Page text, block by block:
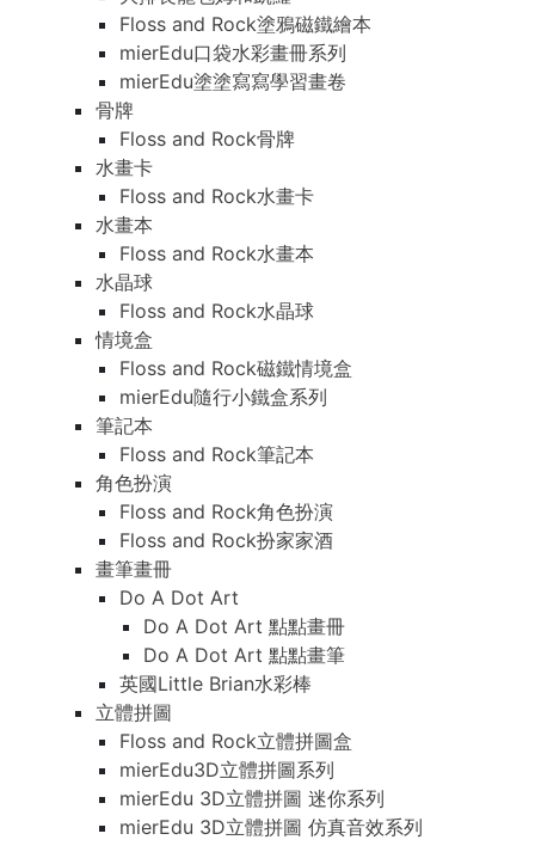
Floss and Rock塗鴉磁鐵繪本
mierEdu口袋水彩畫冊系列
mierEdu塗塗寫寫學習畫卷
骨牌
Floss and Rock骨牌
水畫卡
Floss and Rock水畫卡
水畫本
Floss and Rock水畫本
水晶球
Floss and Rock水晶球
情境盒
Floss and Rock磁鐵情境盒
mierEdu隨行小鐵盒系列
筆記本
Floss and Rock筆記本
角色扮演
Floss and Rock角色扮演
Floss and Rock扮家家酒
畫筆畫冊
Do A Dot Art
Do A Dot Art 點點畫冊
Do A Dot Art 點點畫筆
英國Little Brian水彩棒
立體拼圖
Floss and Rock立體拼圖盒
mierEdu3D立體拼圖系列
mierEdu 3D立體拼圖 迷你系列
mierEdu 3D立體拼圖 仿真音效系列